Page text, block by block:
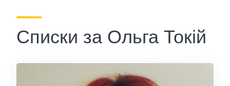
Списки за Ольга Токій